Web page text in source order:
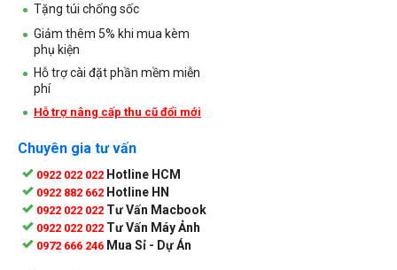
Tặng túi chống sốc
Giảm thêm 5% khi mua kèm
phụ kiện
Hỗ trợ cài đặt phần mềm miễn
phí
Hỗ trợ nâng cấp thu cũ đổi mới
Chuyên gia tư vấn
0922 022 022 Hotline HCM
0922 882 662 Hotline HN
0922 022 022 Tư Vấn Macbook
0922 022 022 Tư Vấn Máy Ảnh
0972 666 246 Mua Sỉ - Dự Án